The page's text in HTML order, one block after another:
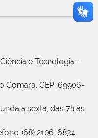
e Tecnologia -
Comara. CEP: 69906-
a sexta, das 7h às
(68) 2106-6834